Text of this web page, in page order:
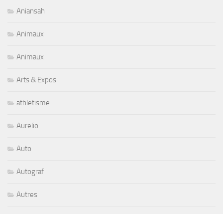
Aniansah
Animaux
Animaux
Arts & Expos
athletisme
Aurelio
Auto
Autograf
Autres